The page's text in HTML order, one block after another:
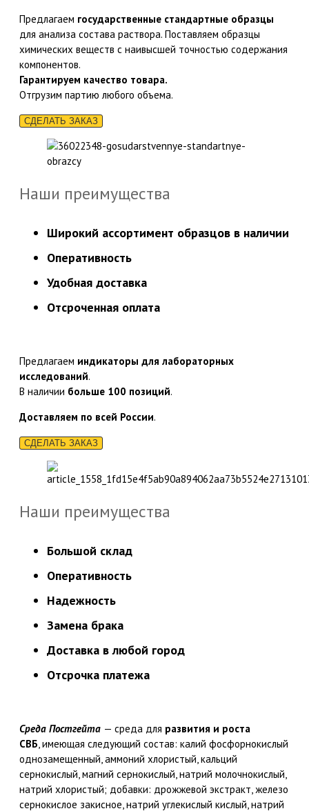
Предлагаем государственные стандартные образцы
для анализа состава раствора. Поставляем образцы
химических веществ с наивысшей точностью содержания
компонентов.
Гарантируем качество товара.
Отгрузим партию любого объема.
СДЕЛАТЬ ЗАКАЗ
Наши преимущества
Широкий ассортимент образцов в наличии
Оперативность
Удобная доставка
Отсроченная оплата
Предлагаем индикаторы для лабораторных
исследований.
В наличии больше 100 позиций.
Доставляем по всей России.
СДЕЛАТЬ ЗАКАЗ
Наши преимущества
Большой склад
Оперативность
Надежность
Замена брака
Доставка в любой город
Отсрочка платежа
Среда Постгейта — среда для развития и роста
СВБ, имеющая следующий состав: калий фосфорнокислый
однозамещенный, аммоний хлористый, кальций
сернокислый, магний сернокислый, натрий молочнокислый,
натрий хлористый; добавки: дрожжевой экстракт, железо
сернокислое закисное, натрий углекислый кислый, натрий